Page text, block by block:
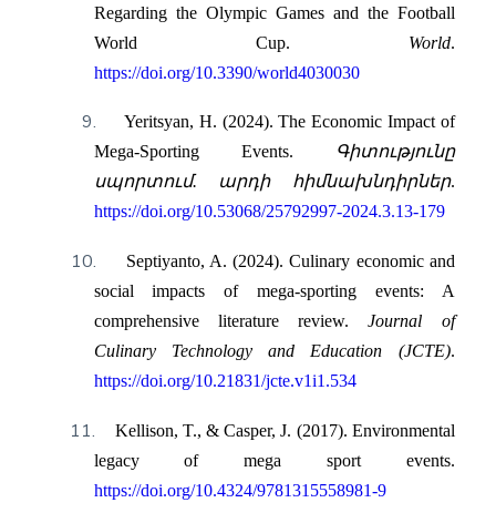
Regarding the Olympic Games and the Football
World Cup. World.
https://doi.org/10.3390/world4030030
9.
Yeritsyan, H. (2024). The Economic Impact of
Mega-Sporting Events.
Գիտությունը
սպորտում. արդի հիմնախնդիրներ.
https://doi.org/10.53068/25792997-2024.3.13-179
10.
Septiyanto, A. (2024). Culinary economic and
social impacts of mega-sporting events: A
comprehensive literature review.Journal of
Culinary Technology and Education (JCTE).
https://doi.org/10.21831/jcte.v1i1.534
11.
Kellison, T., & Casper, J. (2017). Environmental
legacy of mega sport events.
https://doi.org/10.4324/9781315558981-9